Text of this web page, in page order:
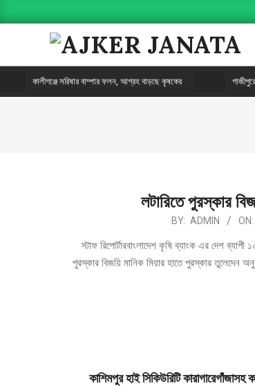
AJKER
JANATA
কালীগঞ্জে সরিষার বাম্পার ফলন, আগ্রহ বাড়ছে কৃষকের
লটারিতে পুরস্কার
BY: ADMIN ON:
স্টাফ রিপোর্টারবাংলাদেশ কৃষি ব্যাংক এর দেশ ব্যাপী
পুরস্কার বিজয়ি মানিক মিয়ার হাতে পুরস্কার তুলেদেন
কাশিমপুর হাই সিকিউরিটি কারাগারেগাঁজাসহ